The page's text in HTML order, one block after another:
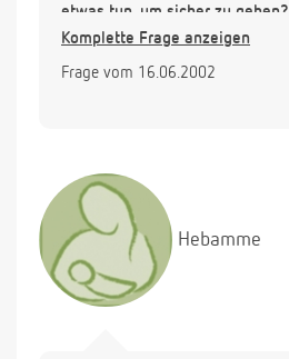
etwas tun, um sicher zu gehen?
Danke für Ihre Antwort!
Komplette Frage anzeigen
Frage vom 16.06.2002
Hebamme